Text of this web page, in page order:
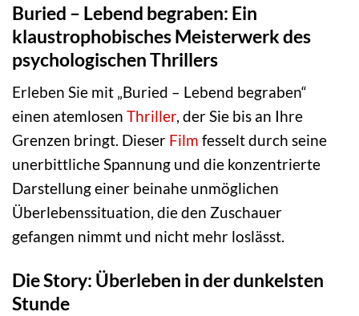
Buried – Lebend begraben: Ein
klaustrophobisches Meisterwerk des
psychologischen Thrillers
Erleben Sie mit „Buried – Lebend begraben“
einen atemlosen Thriller, der Sie bis an Ihre
Grenzen bringt. Dieser Film fesselt durch seine
unerbittliche Spannung und die konzentrierte
Darstellung einer beinahe unmöglichen
Überlebenssituation, die den Zuschauer
gefangen nimmt und nicht mehr loslässt.
Die Story: Überleben in der dunkelsten
Stunde